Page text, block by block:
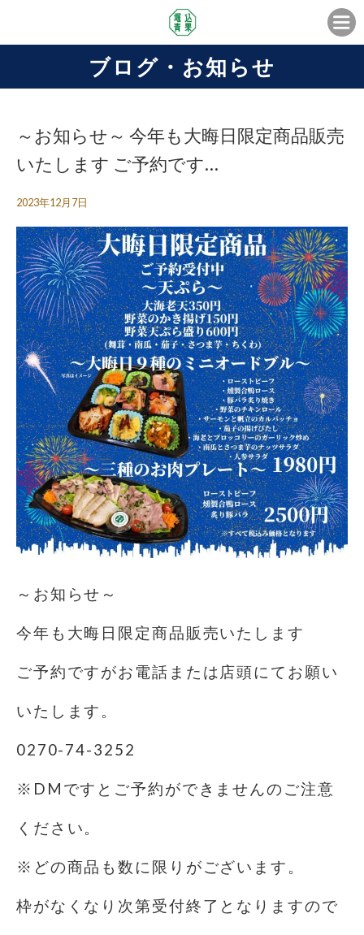
ブログ・お知らせ
～お知らせ～ 今年も大晦日限定商品販売
いたします ご予約です…
2023年12月7日
～お知らせ～
今年も大晦日限定商品販売いたします
ご予約ですがお電話または店頭にてお願い
いたします。
0270-74-3252
※DMですとご予約ができませんのご注意
ください。
※どの商品も数に限りがございます。
枠がなくなり次第受付終了となりますので